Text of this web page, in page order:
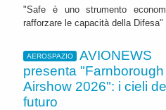
"Safe è uno strumento
rafforzare le capacità della Difesa"
AEROSPAZIO
AVIONEWS
presenta "Farnborough
Airshow 2026": i cieli
futuro